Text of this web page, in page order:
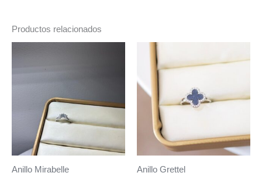
Productos relacionados
Anillo Mirabelle Anillo Grettel